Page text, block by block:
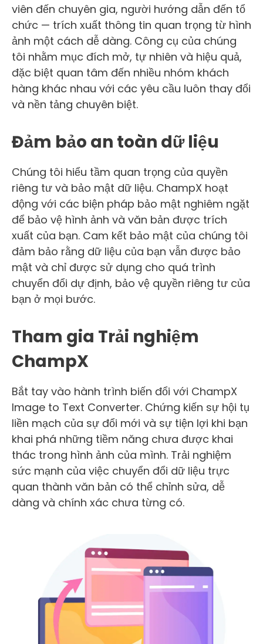
viên đến chuyên gia, người hướng dẫn đến tổ
chức — trích xuất thông tin quan trọng từ hình
ảnh một cách dễ dàng. Công cụ của chúng
tôi nhằm mục đích mở, tự nhiên và hiệu quả,
đặc biệt quan tâm đến nhiều nhóm khách
hàng khác nhau với các yêu cầu luôn thay đổi
và nền tảng chuyên biệt.
Đảm bảo an toàn dữ liệu
Chúng tôi hiểu tầm quan trọng của quyền
riêng tư và bảo mật dữ liệu. ChampX hoạt
động với các biện pháp bảo mật nghiêm ngặt
để bảo vệ hình ảnh và văn bản được trích
xuất của bạn. Cam kết bảo mật của chúng tôi
đảm bảo rằng dữ liệu của bạn vẫn được bảo
mật và chỉ được sử dụng cho quá trình
chuyển đổi dự định, bảo vệ quyền riêng tư của
bạn ở mọi bước.
Tham gia Trải nghiệm
ChampX
Bắt tay vào hành trình biến đổi với ChampX
Image to Text Converter. Chứng kiến ​​sự hội tụ
liền mạch của sự đổi mới và sự tiện lợi khi bạn
khai phá những tiềm năng chưa được khai
thác trong hình ảnh của mình. Trải nghiệm
sức mạnh của việc chuyển đổi dữ liệu trực
quan thành văn bản có thể chỉnh sửa, dễ
dàng và chính xác chưa từng có.